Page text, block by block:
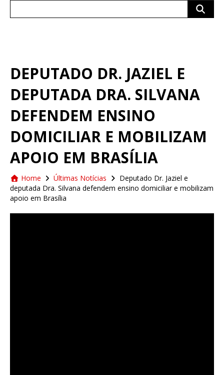
DEPUTADO DR. JAZIEL E
DEPUTADA DRA. SILVANA
DEFENDEM ENSINO
DOMICILIAR E MOBILIZAM
APOIO EM BRASÍLIA
Home Últimas Notícias
Deputado Dr. Jaziel e
deputada Dra. Silvana defendem ensino domiciliar e mobilizam
apoio em Brasília